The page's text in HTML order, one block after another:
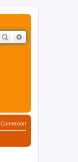
Rechercher
Connexion